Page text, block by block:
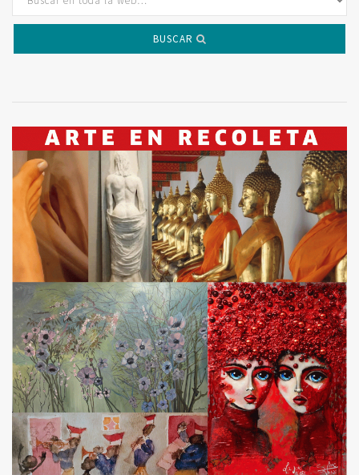
BUSCAR